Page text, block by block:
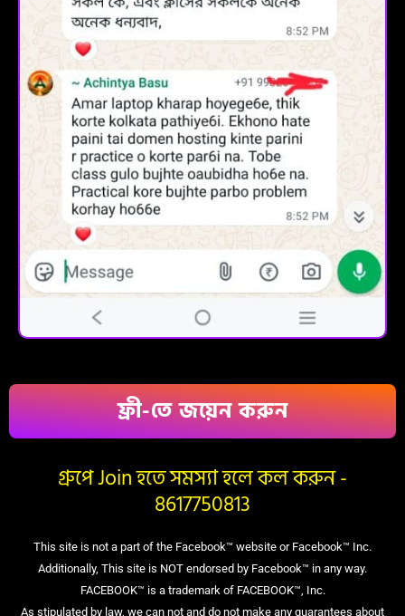
ফ্রী-তে জয়েন করুন
গ্রুপে Join হতে সমস্যা হলে কল করুন -
8617750813
This site is not a part of the Facebook™ website or Facebook™ Inc.
Additionally, This site is NOT endorsed by Facebook™ in any way.
FACEBOOK™ is a trademark of FACEBOOK™, Inc.
As stipulated by law, we can not and do not make any guarantees about